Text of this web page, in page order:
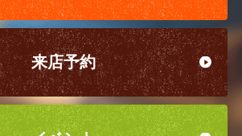
来店予約